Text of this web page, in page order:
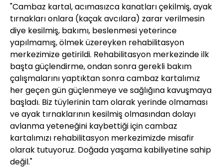
"Cambaz kartal, acımasızca kanatları çekilmiş, ayak
tırnakları onlara (kaçak avcılara) zarar verilmesin
diye kesilmiş, bakımı, beslenmesi yeterince
yapılmamış, ölmek üzereyken rehabilitasyon
merkezimize getirildi. Rehabilitasyon merkezinde ilk
başta güçlendirme, ondan sonra gerekli bakım
çalışmalarını yaptıktan sonra cambaz kartalımız
her geçen gün güçlenmeye ve sağlığına kavuşmaya
başladı. Biz tüylerinin tam olarak yerinde olmaması
ve ayak tırnaklarının kesilmiş olmasından dolayı
avlanma yeteneğini kaybettiği için cambaz
kartalımızı rehabilitasyon merkezimizde misafir
olarak tutuyoruz. Doğada yaşama kabiliyetine sahip
değil."